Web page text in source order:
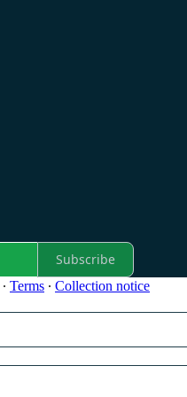
Subscribe
∙ Terms ∙ Collection notice